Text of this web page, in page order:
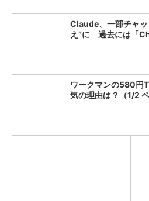
Claude、一部チャ
え”に 過去には「
ワークマンの580
気の理由は？（1/2 ペ